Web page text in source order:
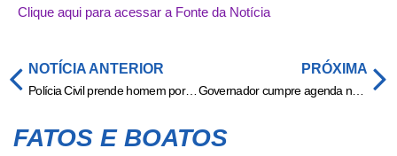
Clique aqui para acessar a Fonte da Notícia
NOTÍCIA ANTERIOR
Polícia Civil prende homem por descumprimento de medida protetiva, ameaça e violação de domicílio
PRÓXIMA
FATOS E BOATOS